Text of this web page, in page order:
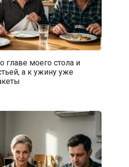
главе моего стола и
а к ужину уже